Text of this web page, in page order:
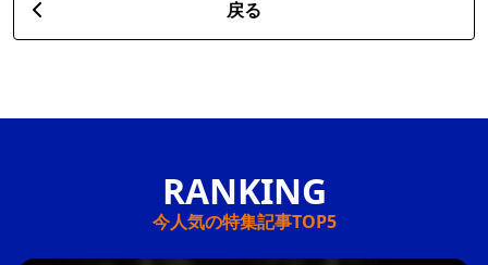
戻る
今人気の特集記事TOP5